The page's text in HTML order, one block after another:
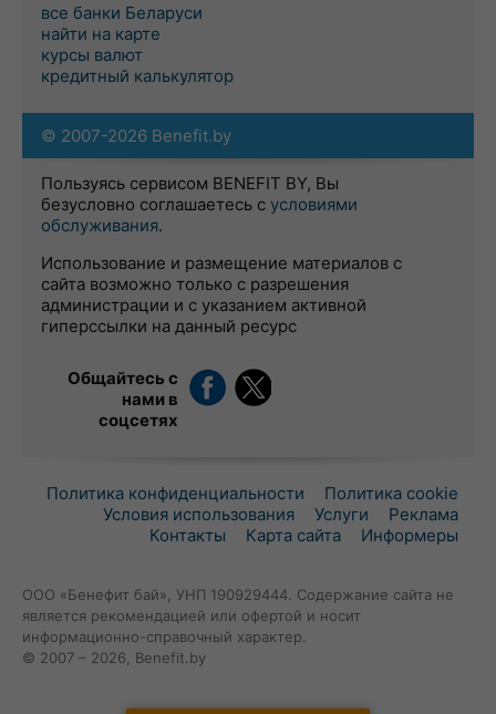
все банки Беларуси
найти на карте
курсы валют
кредитный калькулятор
© 2007-2026 Benefit.by
Пользуясь сервисом BENEFIT BY, Вы
безусловно соглашаетесь с условиями
обслуживания.
Использование и размещение материалов с
сайта возможно только с разрешения
администрации и с указанием активной
гиперссылки на данный ресурс
Общайтесь с
нами в
соцсетях
Политика конфиденциальности
Политика cookie
Условия использования
Услуги
Реклама
Контакты
Карта сайта Информеры
ООО «Бенефит бай», УНП 190929444. Содержание сайта не
является рекомендацией или офертой и носит
информационно-справочный характер.
© 2007 – 2026, Benefit.by